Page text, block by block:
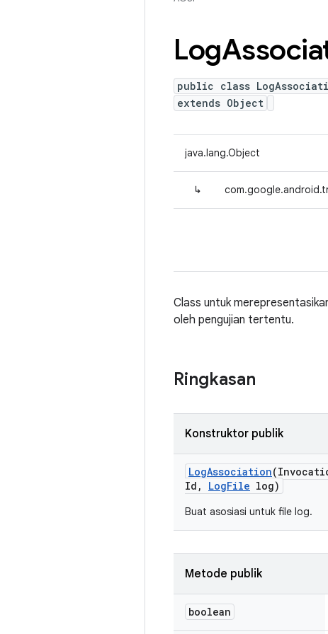
Log
public class
extends Object
java.lang.Object
↳
Class untuk
oleh pengujian tertentu.
Ringkasan
Konstruktor publik
LogAssociation
Id , LogFile log)
Buat asosiasi untuk file log.
Metode publik
boolean